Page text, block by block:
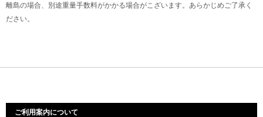
離島の場合、別途重量手数料がかかる場合がこざいます。あらかじめご了承く
ださい。
ご利用案内について